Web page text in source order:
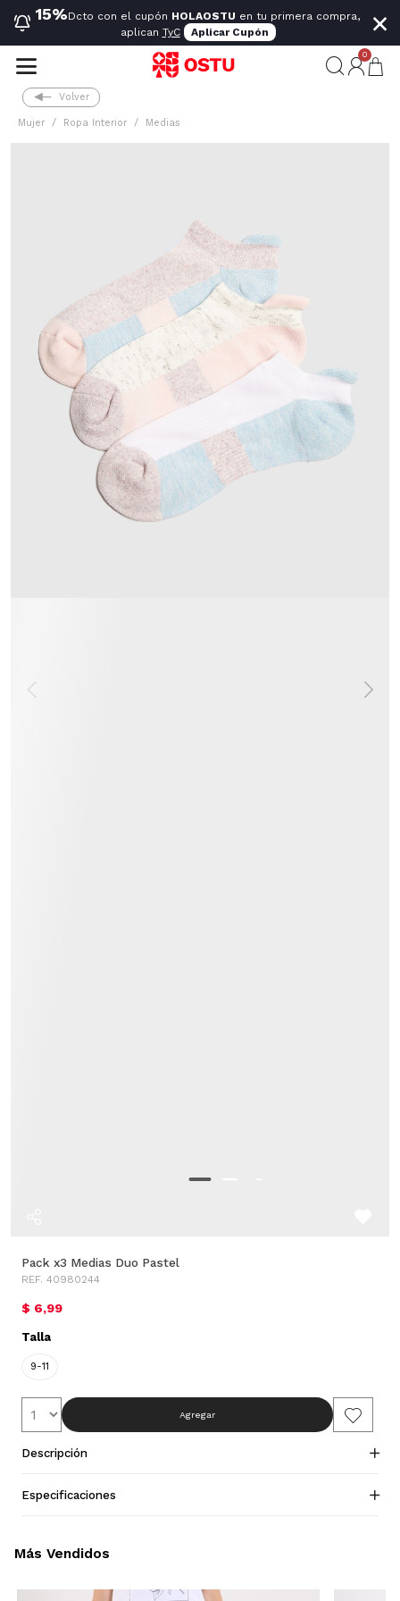
15%Dcto con el cupón HOLAOSTU en tu primera compra,
aplican TyC Aplicar Cupón ×
0
Volver
Mujer Ropa Interior Medias
Pack x3 Medias Duo Pastel
REF. 40980244
$ 6,99
Talla
9-11
Agregar
Descripción
Especificaciones
Más Vendidos